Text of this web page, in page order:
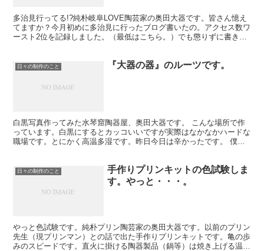
多治見行ってる!?純朴岐阜LOVE陶芸家の奥田大器です。皆さん憶え
てますか？今月初めに多治見に行ったブログ書いたの。アクセス数ワ
ースト2位を記録しました。（最低はこちら。）でも懲りずに書きま
日々の制作のこと 『大器の器』のルーツです。
白黒写真作ってみた水琴窟陶器屋、奥田大器です。 こんな場所で作
っています。白黒にするとカッコいいですが実際はなかなかハードな
職場です。とにかく高温多湿です。昨日今日は辛かったです。 僕の
日々の制作のこと
手作りプリンキットの色試験しま
す。やっと・・・。
やっと色試験です。純朴プリン陶芸家の奥田大器です。以前のプリン
先生（現プリンマン）との話で出た手作りプリンキットです。亀の歩
みのスピードです。直火に掛ける陶器製品（鍋等）は焼き上げる温度